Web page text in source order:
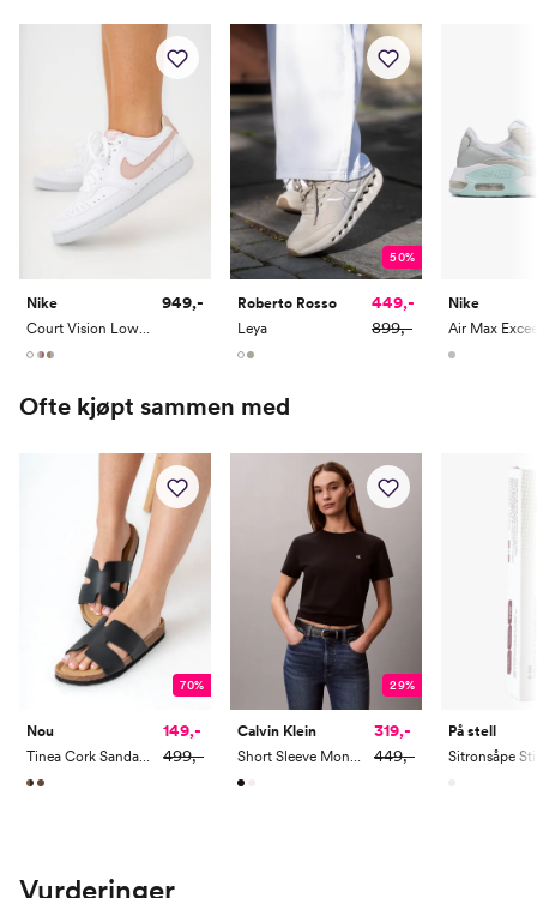
Nike
949,-
50%
Roberto Rosso
Leya
449,-
899,-
Nike
Air Max Excee
Ofte kjøpt sammen med
70%
Nou
Tinea Cork Sandal v2
149,-
499,-
29%
Calvin Klein
Short Sleeve Monogram Crew Tee
319,-
449,-
På stell
Sitronsåpe
Vurderinger